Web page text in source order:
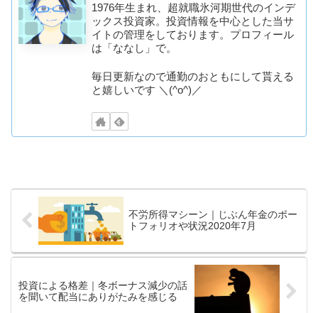
1976年生まれ、超就職氷河期世代のインデ
ックス投資家。投資情報を中心とした当サ
イトの管理をしております。プロフィール
は「ななし」で。
毎日更新なので通勤のおともにして貰える
と嬉しいです ＼(^o^)／
不労所得マシーン｜じぶん年金のポー
トフォリオや状況2020年7月
投資による格差｜冬ボーナス減少の話
を聞いて配当にありがたみを感じる